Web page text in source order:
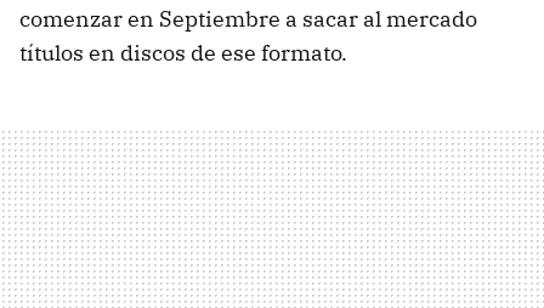
comenzar en Septiembre a sacar al mercado
títulos en discos de ese formato.